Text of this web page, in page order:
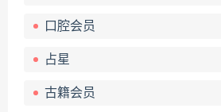
口腔会员
占星
古籍会员